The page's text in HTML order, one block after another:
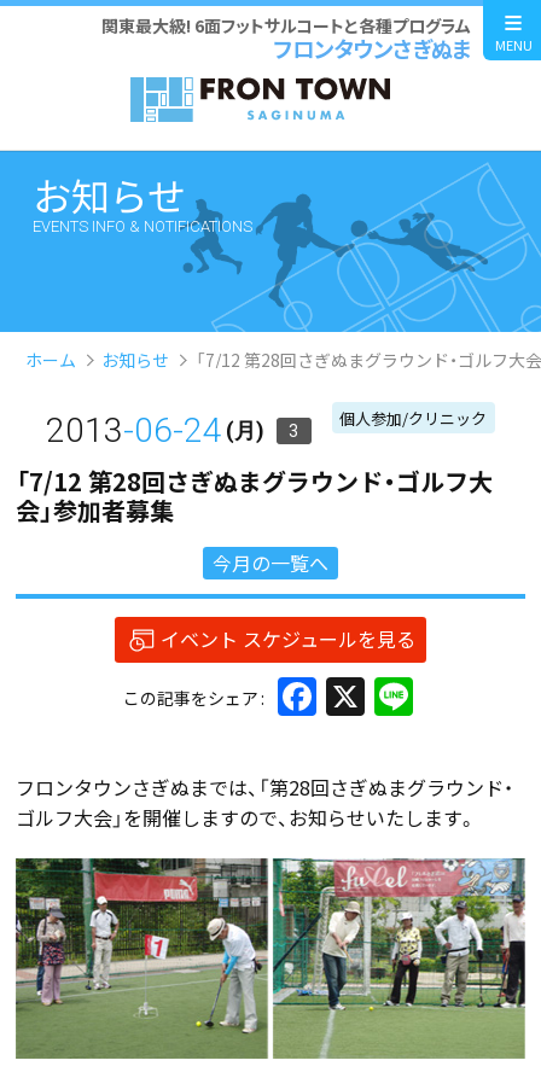
関東最大級! 6面フットサルコートと各種プログラム
フロンタウンさぎぬま MENU
お知らせ
EVENTS INFO & NOTIFICATIONS
ホーム お知らせ 「7/12 第28回さぎぬまグラウンド・ゴルフ大
2013-06-24 (月) 3
個人参加/クリニック
「7/12 第28回さぎぬまグラウンド・ゴルフ大
会」参加者募集
今月の一覧へ
イベント スケジュールを見る
この記事をシェア Facebook
X
フロンタウンさぎぬまでは、「第28回さぎぬまグラウンド・
ゴルフ大会」を開催しますので、お知らせいたします。